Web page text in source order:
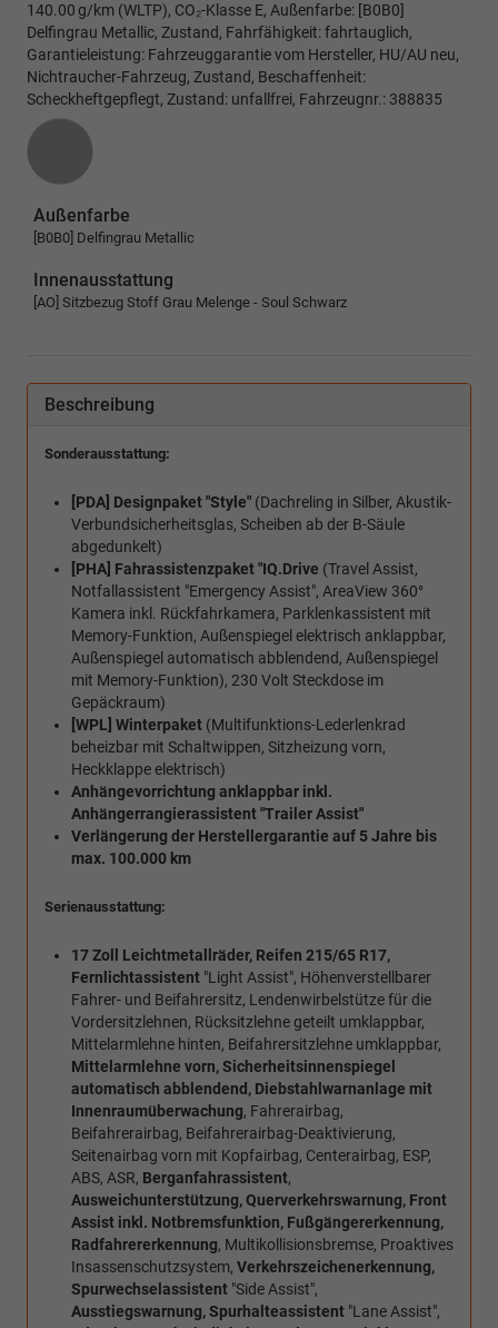
140.00 g/km (WLTP), CO₂-Klasse E, Außenfarbe: [B0B0]
Delfingrau Metallic, Zustand, Fahrfähigkeit: fahrtauglich,
Garantieleistung: Fahrzeuggarantie vom Hersteller, HU/AU neu,
Nichtraucher-Fahrzeug, Zustand, Beschaffenheit:
Scheckheftgepflegt, Zustand: unfallfrei, Fahrzeugnr.: 388835
Außenfarbe
[B0B0] Delfingrau Metallic
Innenausstattung
[AO] Sitzbezug Stoff Grau Melenge - Soul Schwarz
Beschreibung
Sonderausstattung:
[PDA] Designpaket "Style" (Dachreling in Silber, Akustik-
Verbundsicherheitsglas, Scheiben ab der B-Säule
abgedunkelt)
[PHA] Fahrassistenzpaket "IQ.Drive (Travel Assist,
Notfallassistent "Emergency Assist", AreaView 360°
Kamera inkl. Rückfahrkamera, Parklenkassistent mit
Memory-Funktion, Außenspiegel elektrisch anklappbar,
Außenspiegel automatisch abblendend, Außenspiegel
mit Memory-Funktion), 230 Volt Steckdose im
Gepäckraum)
[WPL] Winterpaket (Multifunktions-Lederlenkrad
beheizbar mit Schaltwippen, Sitzheizung vorn,
Heckklappe elektrisch)
Anhängevorrichtung anklappbar inkl.
Anhängerrangierassistent "Trailer Assist"
Verlängerung der Herstellergarantie auf 5 Jahre bis
max. 100.000 km
Serienausstattung:
17 Zoll Leichtmetallräder, Reifen 215/65 R17,
Fernlichtassistent "Light Assist", Höhenverstellbarer
Fahrer- und Beifahrersitz, Lendenwirbelstütze für die
Vordersitzlehnen, Rücksitzlehne geteilt umklappbar,
Mittelarmlehne hinten, Beifahrersitzlehne umklappbar,
Mittelarmlehne vorn, Sicherheitsinnenspiegel
automatisch abblendend, Diebstahlwarnanlage mit
Innenraumüberwachung, Fahrerairbag,
Beifahrerairbag, Beifahrerairbag-Deaktivierung,
Seitenairbag vorn mit Kopfairbag, Centerairbag, ESP,
ABS, ASR, Berganfahrassistent,
Ausweichunterstützung, Querverkehrswarnung, Front
Assist inkl. Notbremsfunktion, Fußgängererkennung,
Radfahrererkennung, Multikollisionsbremse, Proaktives
Insassenschutzsystem, Verkehrszeichenerkennung,
Spurwechselassistent "Side Assist",
Ausstiegswarnung, Spurhalteassistent "Lane Assist",